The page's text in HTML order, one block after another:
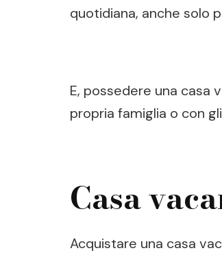
quotidiana, anche solo
E, possedere una casa
propria famiglia o con
Casa
Acquistare una casa